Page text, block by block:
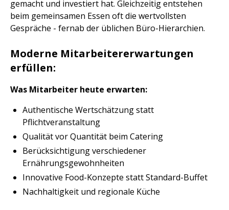
gemacht und investiert hat. Gleichzeitig entstehen
beim gemeinsamen Essen oft die wertvollsten
Gespräche - fernab der üblichen Büro-Hierarchien.
Moderne Mitarbeitererwartungen
erfüllen:
Was Mitarbeiter heute erwarten:
Authentische Wertschätzung statt
Pflichtveranstaltung
Qualität vor Quantität beim Catering
Berücksichtigung verschiedener
Ernährungsgewohnheiten
Innovative Food-Konzepte statt Standard-Buffet
Nachhaltigkeit und regionale Küche